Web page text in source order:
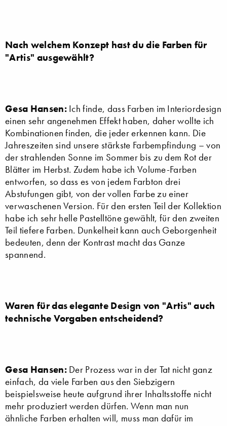
Nach welchem Konzept hast du die Farben für
"Artis" ausgewählt?
Gesa Hansen:Ich finde, dass Farben im Interiordesign
einen sehr angenehmen Effekt haben, daher wollte ich
Kombinationen finden, die jeder erkennen kann. Die
Jahreszeiten sind unsere stärkste Farbempfindung – von
der strahlenden Sonne im Sommer bis zu dem Rot der
Blätter im Herbst. Zudem habe ich Volume-Farben
entworfen, so dass es von jedem Farbton drei
Abstufungen gibt, von der vollen Farbe zu einer
verwaschenen Version. Für den ersten Teil der Kollektion
habe ich sehr helle Pastelltöne gewählt, für den zweiten
Teil tiefere Farben. Dunkelheit kann auch Geborgenheit
bedeuten, denn der Kontrast macht das Ganze
spannend.
Waren für das elegante Design von "Artis" auch
technische Vorgaben entscheidend?
Gesa Hansen:Der Prozess war in der Tat nicht ganz
einfach, da viele Farben aus den Siebzigern
beispielsweise heute aufgrund ihrer Inhaltsstoffe nicht
mehr produziert werden dürfen. Wenn man nun
ähnliche Farben erhalten will, muss man dafür im